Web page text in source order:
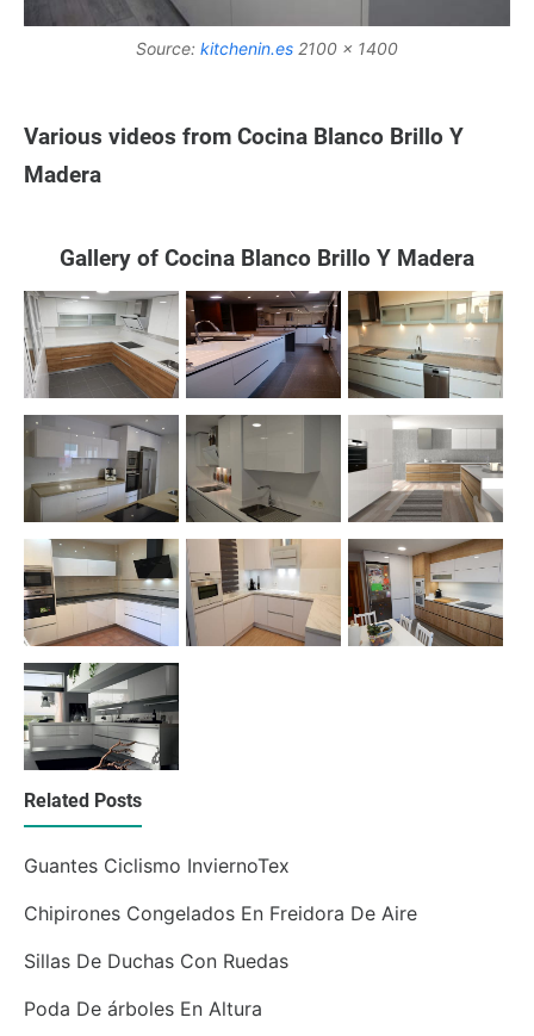
Source: kitchenin.es 2100 x 1400
Various videos from Cocina Blanco Brillo Y
Madera
Gallery of Cocina Blanco Brillo Y Madera
Related Posts
Guantes Ciclismo InviernoTex
Chipirones Congelados En Freidora De Aire
Sillas De Duchas Con Ruedas
Poda De árboles En Altura